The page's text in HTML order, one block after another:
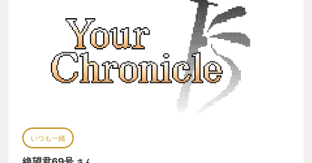
いつも一緒